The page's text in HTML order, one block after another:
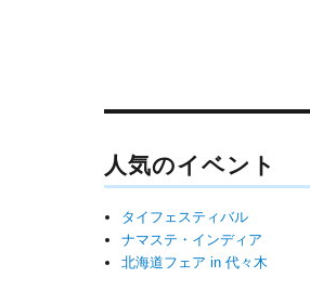
ゲ
ー
シ
ョ
人気のイベント
タイフェスティバル
ナマステ・インディア
北海道フェア in 代々木